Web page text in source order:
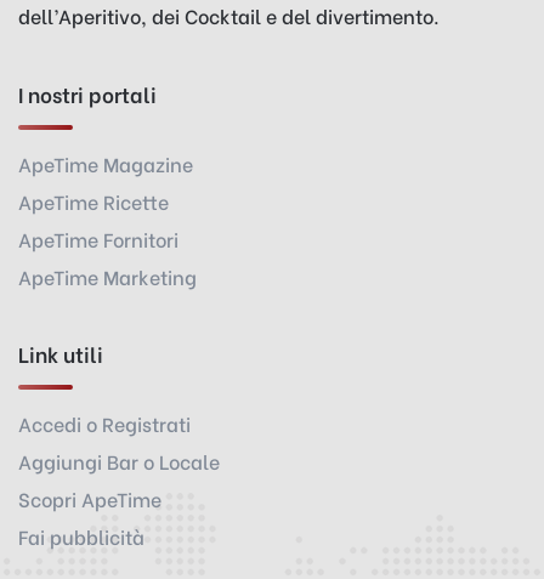
dell’Aperitivo, dei Cocktail e del divertimento.
I nostri portali
ApeTime Magazine
ApeTime Ricette
ApeTime Fornitori
ApeTime Marketing
Link utili
Accedi o Registrati
Aggiungi Bar o Locale
Scopri ApeTime
Fai pubblicità